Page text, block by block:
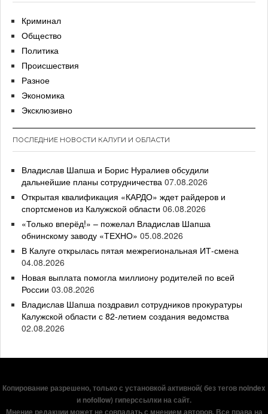
Криминал
Общество
Политика
Происшествия
Разное
Экономика
Эксклюзивно
ПОСЛЕДНИЕ НОВОСТИ КАЛУГИ И ОБЛАСТИ
Владислав Шапша и Борис Нуралиев обсудили
дальнейшие планы сотрудничества 07.08.2026
Открытая квалификация «КАРДО» ждет райдеров и
спортсменов из Калужской области 06.08.2026
«Только вперёд!» – пожелал Владислав Шапша
обнинскому заводу «ТЕХНО» 05.08.2026
В Калуге открылась пятая межрегиональная ИТ-смена
04.08.2026
Новая выплата помогла миллиону родителей по всей
России 03.08.2026
Владислав Шапша поздравил сотрудников прокуратуры
Калужской области с 82-летием создания ведомства
02.08.2026
Копирование разрешено, только с установкой активной( без тегов noindex
и nofollow) гиперссылки на сайт.
Мнение редакции может не совпадать с мнением авторов. Все права на